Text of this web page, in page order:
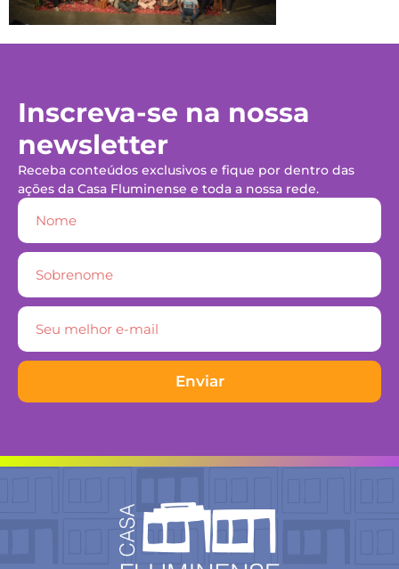
Inscreva-se na nossa
newsletter
Receba conteúdos exclusivos e fique por dentro das
ações da Casa Fluminense e toda a nossa rede.
Enviar